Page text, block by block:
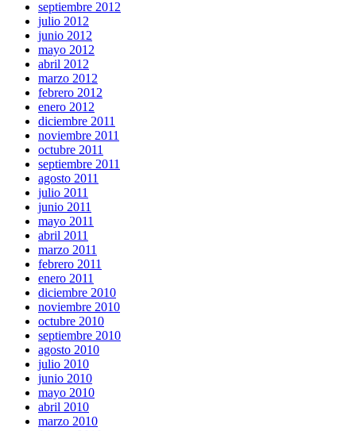
septiembre 2012
julio 2012
junio 2012
mayo 2012
abril 2012
marzo 2012
febrero 2012
enero 2012
diciembre 2011
noviembre 2011
octubre 2011
septiembre 2011
agosto 2011
julio 2011
junio 2011
mayo 2011
abril 2011
marzo 2011
febrero 2011
enero 2011
diciembre 2010
noviembre 2010
octubre 2010
septiembre 2010
agosto 2010
julio 2010
junio 2010
mayo 2010
abril 2010
marzo 2010